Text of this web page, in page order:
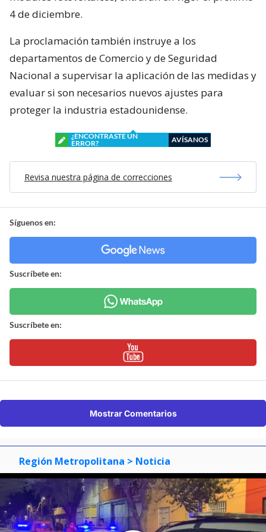
4 de diciembre.
La proclamación también instruye a los
departamentos de Comercio y de Seguridad
Nacional a supervisar la aplicación de las medidas y
evaluar si son necesarios nuevos ajustes para
proteger la industria estadounidense.
¿ENCONTRASTE UN
ERROR?
AVÍSANOS
Revisa nuestra página de correcciones
Síguenos en:
Suscríbete en:
Suscríbete en:
Mostrar Comentarios
Región Metropolitana > Noticia